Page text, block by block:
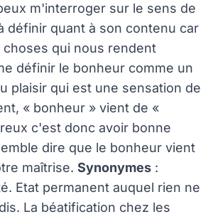
m'interroger sur le sens de
définir quant à son contenu car
qui nous rendent
définir le bonheur comme un
plaisir qui est une sensation de
« bonheur » vient de «
c'est donc avoir bonne
dire que le bonheur vient
maîtrise. Synonymes :
Etat permanent auquel rien ne
La béatification chez les